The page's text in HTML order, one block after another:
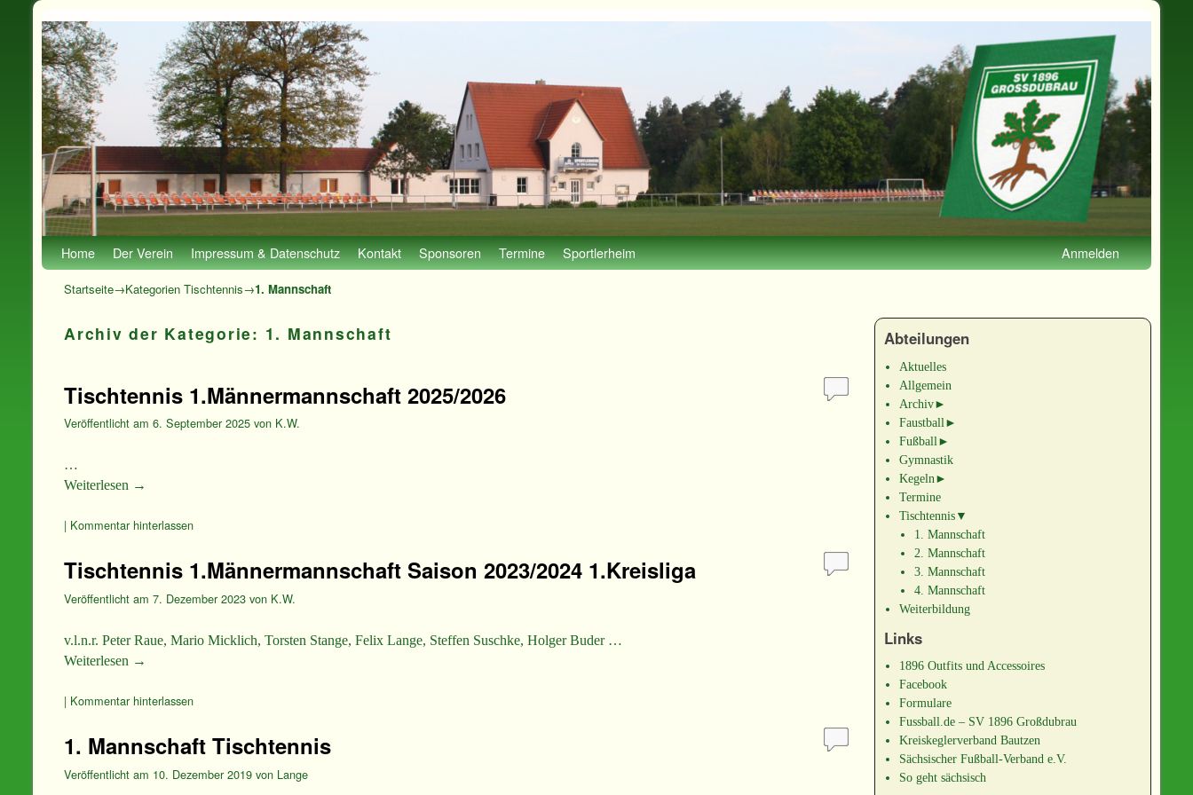
Home Der Verein Impressum & Datenschutz Kontakt Sponsoren Termine Sportlerheim Anmelden
Startseite→Kategorien Tischtennis→1. Mannschaft
Archiv der Kategorie: 1. Mannschaft
Tischtennis 1.Männermannschaft 2025/2026
Veröffentlicht am 6. September 2025 von K.W.
…
Weiterlesen →
| Kommentar hinterlassen
Tischtennis 1.Männermannschaft Saison 2023/2024 1.Kreisliga
Veröffentlicht am 7. Dezember 2023 von K.W.
v.l.n.r. Peter Raue, Mario Micklich, Torsten Stange, Felix Lange, Steffen Suschke, Holger Buder …
Weiterlesen →
| Kommentar hinterlassen
1. Mannschaft Tischtennis
Veröffentlicht am 10. Dezember 2019 von Lange
Abteilungen
Aktuelles
Allgemein
Archiv►
Faustball►
Fußball►
Gymnastik
Kegeln►
Termine
Tischtennis▼
1. Mannschaft
2. Mannschaft
3. Mannschaft
4. Mannschaft
Weiterbildung
Links
1896 Outfits und Accessoires
Facebook
Formulare
Fussball.de – SV 1896 Großdubrau
Kreiskeglerverband Bautzen
Sächsischer Fußball-Verband e.V.
So geht sächsisch